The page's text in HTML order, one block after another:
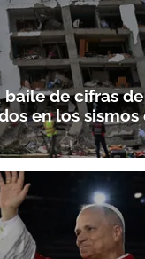
baile de cifras de
en los sismos